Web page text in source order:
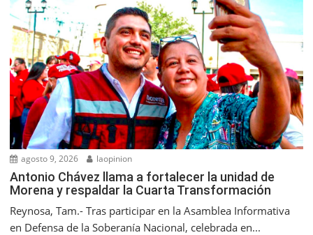
agosto 9, 2026 laopinion
Antonio Chávez llama a fortalecer la unidad de
Morena y respaldar la Cuarta Transformación
Reynosa, Tam.- Tras participar en la Asamblea Informativa
en Defensa de la Soberanía Nacional, celebrada en...